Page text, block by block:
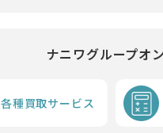
ナニワグループオ
各種買取サービス